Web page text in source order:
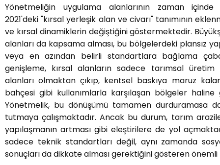
Yönetmeliğin uygulama alanlarının zaman içinde
2021'deki "kırsal yerleşik alan ve civarı" tanımının
ve kırsal dinamiklerin değiştiğini göstermektedir.
alanları da kapsama alması, bu bölgelerdeki plansız
veya en azından belirli standartlara bağlama
genişleme, kırsal alanların sadece tarımsal
alanları olmaktan çıkıp, kentsel baskıya maruz
bahçesi gibi kullanımlarla karşılaşan bölgeler
Yönetmelik, bu dönüşümü tamamen durduramasa
tutmaya çalışmaktadır. Ancak bu durum, tarım
yapılaşmanın artması gibi eleştirilere de yol
sadece teknik standartları değil, aynı zamanda
sonuçları da dikkate alması gerektiğini gösteren önemli